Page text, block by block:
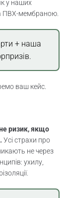
у наших
ПВХ-мембраною.
+ наша
ваш кейс.
ризик, якщо
Усі страхи про
не через
ухилу,